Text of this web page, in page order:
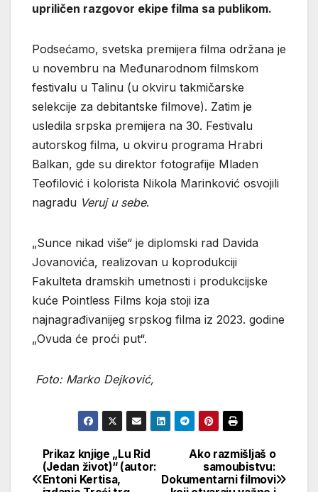
upriličen razgovor ekipe filma sa publikom.
Podsećamo, svetska premijera filma održana je
u novembru na Međunarodnom filmskom
festivalu u Talinu (u okviru takmičarske
selekcije za debitantske filmove). Zatim je
usledila srpska premijera na 30. Festivalu
autorskog filma, u okviru programa Hrabri
Balkan, gde su direktor fotografije Mladen
Teofilović i kolorista Nikola Marinković osvojili
nagradu Veruj u sebe.
„Sunce nikad više“ je diplomski rad Davida
Jovanovića, realizovan u koprodukciji
Fakulteta dramskih umetnosti i produkcijske
kuće Pointless Films koja stoji iza
najnagrađivanijeg srpskog filma iz 2023. godine
„Ovuda će proći put“.
Foto: Marko Dejković,
Кретање
Ako razmišljaš o
samoubistvu:
Dokumentarni filmovi
Prikaz knjige „Lu Rid
(Jedan život)“ (autor:
Entoni Kertisa,